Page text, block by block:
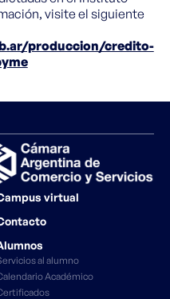
visite el siguiente
produccion/credito-
virtual
al alumno
Académico